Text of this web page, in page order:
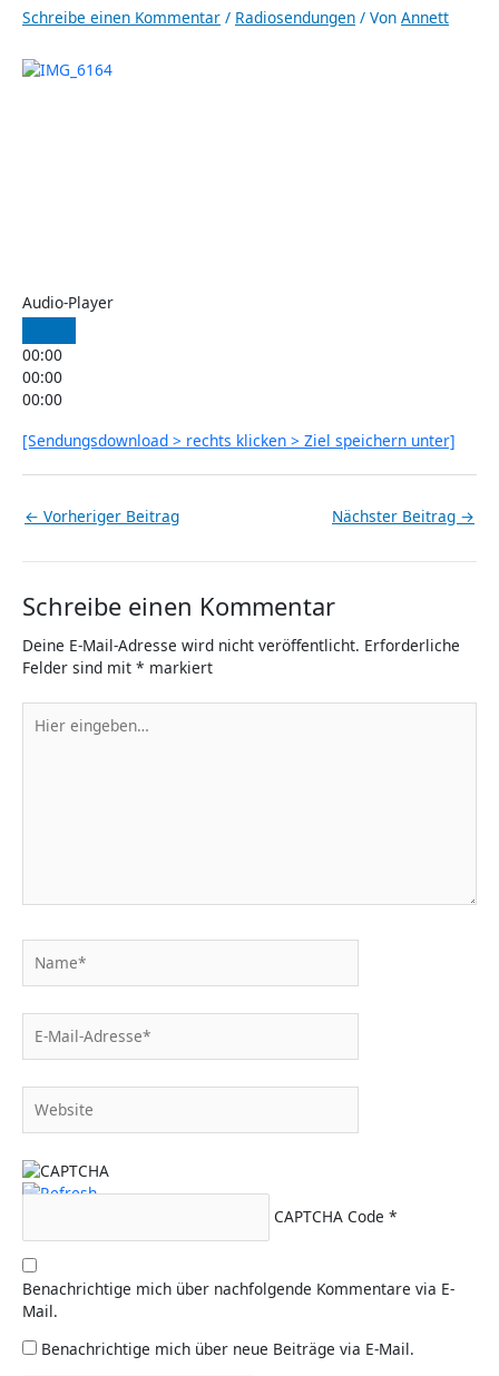
Schreibe einen Kommentar / Radiosendungen / Von Annett
Audio-Player
00:00
00:00
00:00
[Sendungsdownload > rechts klicken > Ziel speichern unter]
← Vorheriger Beitrag Nächster Beitrag →
Schreibe einen Kommentar
Deine E-Mail-Adresse wird nicht veröffentlicht. Erforderliche
Felder sind mit * markiert
eingeben…
Mail-
Adresse*
CAPTCHA Code *
Benachrichtige mich über nachfolgende Kommentare via E-
Mail.
Benachrichtige mich über neue Beiträge via E-Mail.